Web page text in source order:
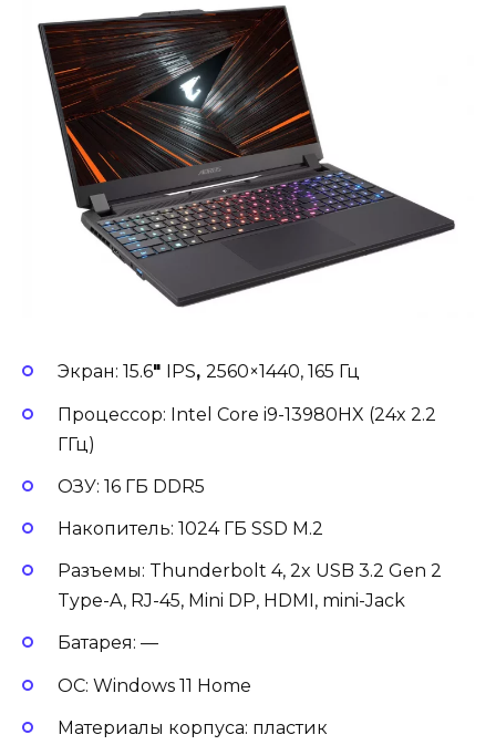
Экран: 15.6″ IPS, 2560×1440, 165 Гц
Процессор: Intel Core i9-13980HX (24x 2.2
ГГц)
ОЗУ: 16 ГБ DDR5
Накопитель: 1024 ГБ SSD M.2
Разъемы: Thunderbolt 4, 2x USB 3.2 Gen 2
Type-A, RJ-45, Mini DP, HDMI, mini-Jack
Батарея: —
ОС: Windows 11 Home
Материалы корпуса: пластик